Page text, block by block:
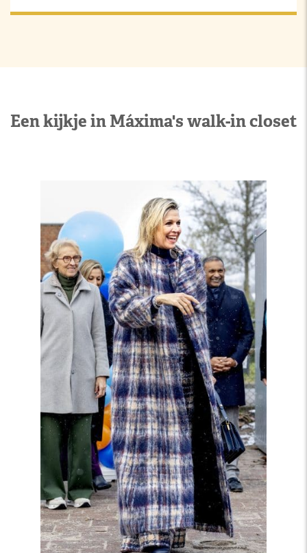
Een kijkje in Máxima's walk-in closet